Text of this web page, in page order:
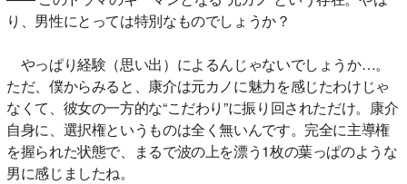
り、男性にとっては特別なものでしょうか？
やっぱり経験（思い出）によるんじゃないでしょうか…。
ただ、僕からみると、康介は元カノに魅力を感じたわけじゃ
なくて、彼女の一方的な“こだわり”に振り回されただけ。康介
自身に、選択権というものは全く無いんです。完全に主導権
を握られた状態で、まるで波の上を漂う1枚の葉っぱのような
男に感じましたね。